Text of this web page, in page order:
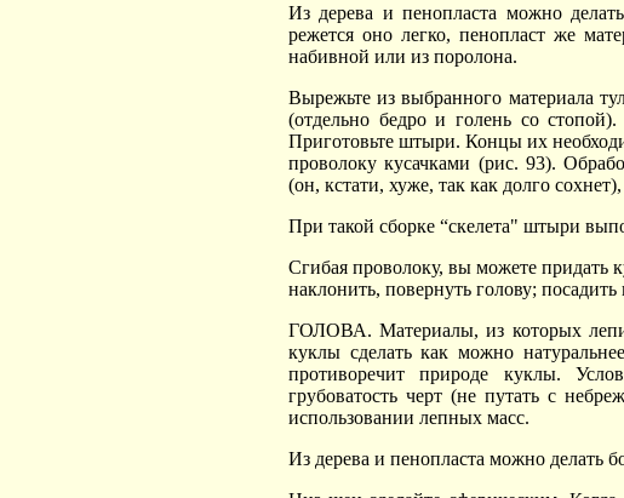
Из дерева и пенопласта можно
режется оно легко, пенопласт же
набивной или из поролона.
Вырежьте из выбранного материала
(отдельно бедро и голень со
Приготовьте штыри. Концы их
проволоку кусачками (рис. 93).
(он, кстати, хуже, так как долго
При такой сборке “скелета" штыри
Сгибая проволоку, вы можете придать
наклонить, повернуть голову;
ГОЛОВА. Материалы, из которых
куклы сделать как можно
противоречит природе куклы.
грубоватость черт (не путать с
использовании лепных масс.
Из дерева и пенопласта можно делать